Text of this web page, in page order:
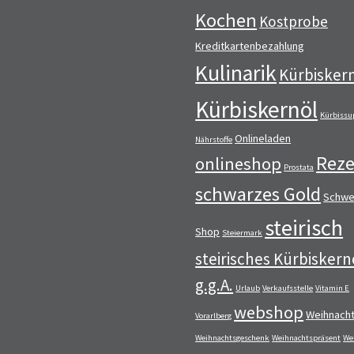
Kochen Kostprobe
Kreditkartenbezahlung
Kulinarik
Kürbiskernöl
Nährstoffe Onlineladen
onlineshop Prostata
schwarzes Gold
Shop Steiermark steirisch
steirisches
g.g.A. Urlaub Verkaufsstelle Vitamin E
Vorarlberg webshop
Weihnachtsgeschenk Weihnachtspräsent